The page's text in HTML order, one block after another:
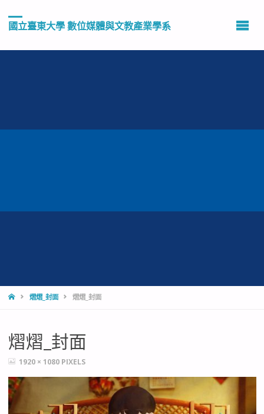
國立臺東大學 數位媒體與文教產業學系
HOME熠熠_封面 熠熠_封面
熠熠_封面
FULL1920 × 1080 PIXELS